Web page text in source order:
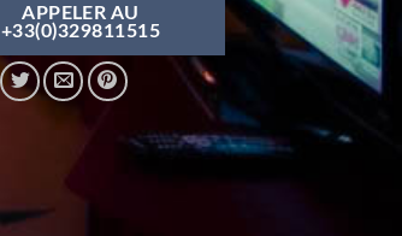
APPELER AU
+33(0)329811515